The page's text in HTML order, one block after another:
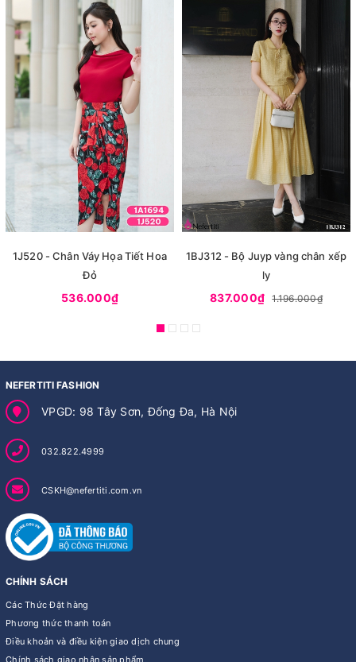
1J520 - Chân Váy Họa Tiết Hoa
Đỏ
536.000₫
1BJ312 - Bộ Juyp vàng chân xếp
ly
837.000₫ 1.196.000₫
NEFERTITI FASHION
VPGD: 98 Tây Sơn, Đống Đa, Hà Nội
032.822.4999
CSKH@nefertiti.com.vn
CHÍNH SÁCH
Các Thức Đặt hàng
Phương thức thanh toán
Điều khoản và điều kiện giao dịch chung